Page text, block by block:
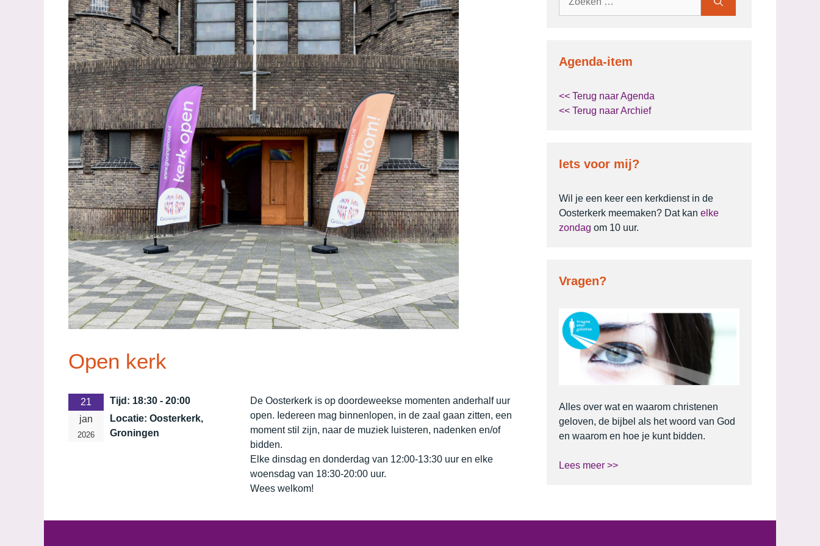
Open kerk
21
jan
2026
Tijd: 18:30 - 20:00
Locatie: Oosterkerk,
Groningen
De Oosterkerk is op doordeweekse momenten anderhalf uur
open. Iedereen mag binnenlopen, in de zaal gaan zitten, een
moment stil zijn, naar de muziek luisteren, nadenken en/of
bidden.
Elke dinsdag en donderdag van 12:00-13:30 uur en elke
woensdag van 18:30-20:00 uur.
Wees welkom!
Agenda-item
<< Terug naar Agenda
<< Terug naar Archief
Iets voor mij?
Wil je een keer een kerkdienst in de
Oosterkerk meemaken? Dat kan elke
zondag om 10 uur.
Vragen?
Alles over wat en waarom christenen
geloven, de bijbel als het woord van God
en waarom en hoe je kunt bidden.
Lees meer >>